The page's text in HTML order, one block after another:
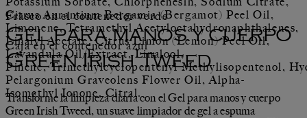
Citrus Aurantium Bergamia (Bergamot) Peel Oil,
Limonene, Tetramethyl Acetyloctahydronaphthalenes,
Linalyl Acetate, Citrus Limon (Lemon) Peel Oil,
Lavandula Oil/Extract, Linalool,
Pinene, Trimethylcyclopentenyl Methylisopentenol,
Pelargonium Graveolens Flower Oil, Alpha-
Isomethyl Ionone, Citral.​
Frasco en el contenedor verde
Caja en el contenedor azul
Gel para manos y cuerpo
Green Irish Tweed
Transforme la limpieza diaria con el Gel para manos y cuerpo
Green Irish Tweed, un suave limpiador de gel a espuma